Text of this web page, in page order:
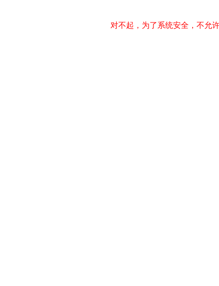
对不起，为了系统安全，不允